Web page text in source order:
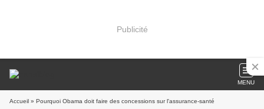
Publicité
MENU
Accueil » Pourquoi Obama doit faire des concessions sur l'assurance-santé